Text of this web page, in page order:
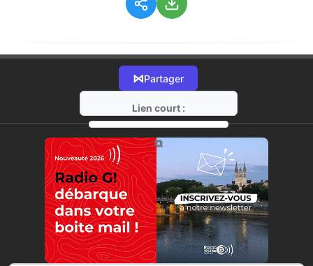
⋈Partager
Lien court :
https://radio-g.fr?21887
⧉